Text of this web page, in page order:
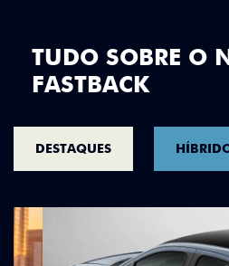
TUDO SOBRE O
FASTBACK
DESTAQUES